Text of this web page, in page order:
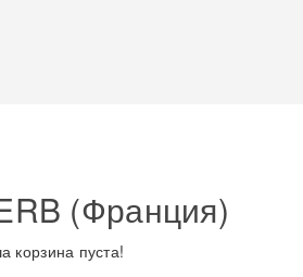
(Франция)
корзина пуста!